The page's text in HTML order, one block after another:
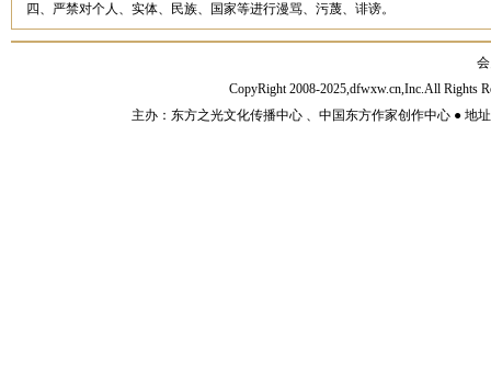
四、严禁对个人、实体、民族、国家等进行漫骂、污蔑、诽谤。
CopyRight 2008-2025,dfwxw.cn,Inc.All Rights
主办：东方之光文化传播中心 、中国东方作家创作中心 ● 地